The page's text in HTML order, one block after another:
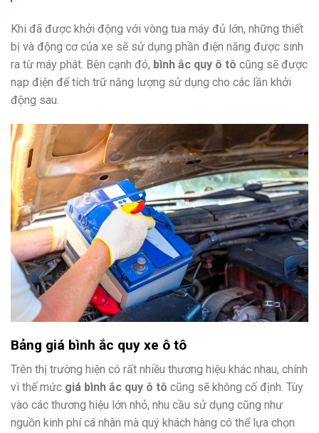
Khi đã được khởi động với vòng tua máy đủ lớn, những thiết
bị và động cơ của xe sẽ sử dụng phần điện năng được sinh
ra từ máy phát. Bên cạnh đó, bình ắc quy ô tô cũng sẽ được
nạp điện để tích trữ năng lượng sử dụng cho các lần khởi
động sau.
Bảng giá bình ắc quy xe ô tô
Trên thị trường hiện có rất nhiều thương hiệu khác nhau, chính
vì thế mức giá bình ắc quy ô tô cũng sẽ không cố định. Tùy
vào các thương hiệu lớn nhỏ, nhu cầu sử dụng cũng như
nguồn kinh phí cá nhân mà quý khách hàng có thể lựa chọn